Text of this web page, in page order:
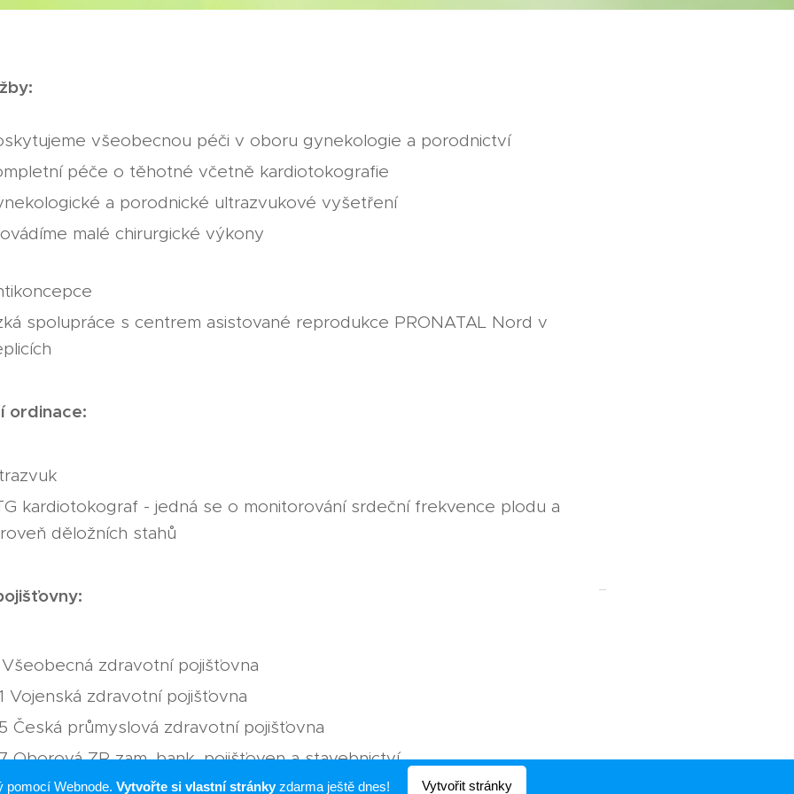
všeobecnou péči v oboru gynekologie a porodnictví
péče o těhotné včetně kardiotokografie
a porodnické ultrazvukové vyšetření
malé chirurgické výkony
spolupráce s centrem asistované reprodukce PRONATAL Nord v
ordinace:
kardiotokograf - jedná se o monitorování srdeční frekvence plodu a
děložních stahů
Všeobecná zdravotní pojišťovna
Vojenská zdravotní pojišťovna
Česká průmyslová zdravotní pojišťovna
Oborová ZP zam. bank, pojišťoven a stavebnictví
Zdravotní pojišťovna ministerstva vnitra
pomocí Webnode. Vytvořte si vlastní stránkyzdarma ještě dnes! Vytvořit stránky